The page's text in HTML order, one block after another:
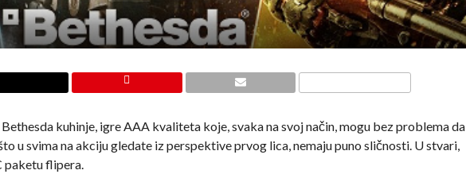
kuhinje, igre AAA kvaliteta koje, svaka na svoj način, mogu bez problema da
u svima na akciju gledate iz perspektive prvog lica, nemaju puno sličnosti. U stvari,
paketu flipera.